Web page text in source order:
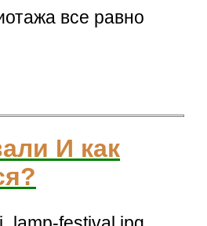
все равно
И как